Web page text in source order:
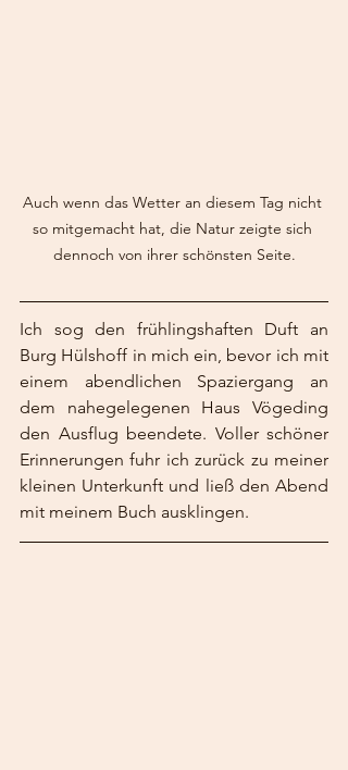
Auch wenn das Wetter an diesem Tag nicht
so mitgemacht hat, die Natur zeigte sich
dennoch von ihrer schönsten Seite.
Ich sog den frühlingshaften Duft an
Burg Hülshoff in mich ein, bevor ich mit
einem abendlichen Spaziergang an
dem nahegelegenen Haus Vögeding
den Ausflug beendete. Voller schöner
Erinnerungen fuhr ich zurück zu meiner
kleinen Unterkunft und ließ den Abend
mit meinem Buch ausklingen.